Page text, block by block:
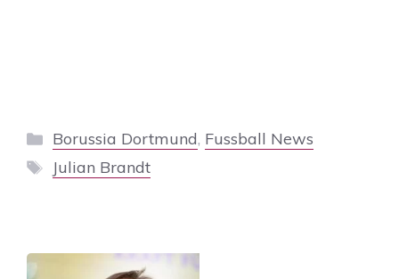
Kategorien
Borussia Dortmund, Fussball News
Schlagwörter
Julian Brandt